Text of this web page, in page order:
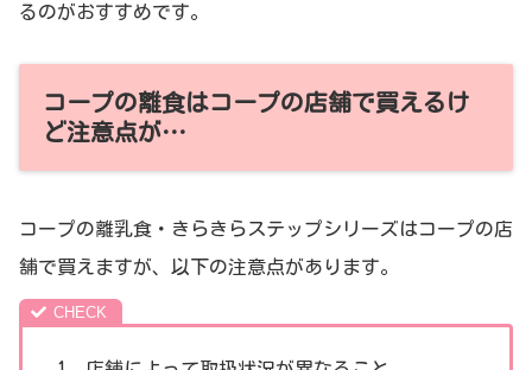
るのがおすすめです。
コープの離食はコープの店舗で買えるけ
ど注意点が…
コープの離乳食・きらきらステップシリーズはコープの店
舗で買えますが、以下の注意点があります。